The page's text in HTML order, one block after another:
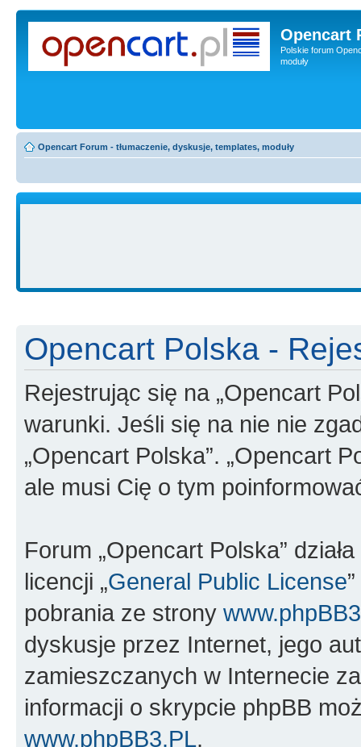
Opencart
Polskie forum
moduły
Opencart Forum - tłumaczenie, dyskusje, templates, moduły
Opencart Polska -
Rejestrując się na „Opencart
warunki. Jeśli się na nie nie
„Opencart Polska”. „Opencart
ale musi Cię o tym
Forum „Opencart Polska”
licencji „General Public License
pobrania ze strony
dyskusje przez Internet, jego
zamieszczanych w Internecie
informacji o skrypcie phpBB
www.phpBB3.PL.